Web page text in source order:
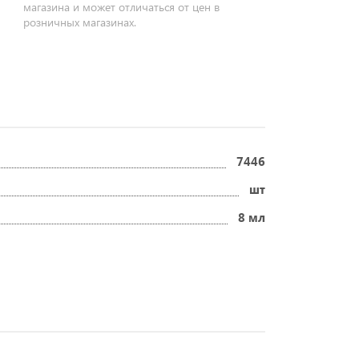
магазина и может отличаться от цен в
розничных магазинах.
7446
шт
8 мл